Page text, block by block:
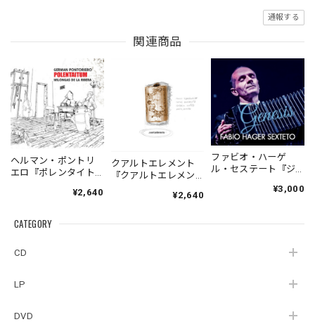
CATEGORY
CD
LP
DVD
通報する
関連商品
ヘルマン・ポントリ
エロ『ポレンタイト
Pontoriero『POLENT
la Ribera』
¥2,640
クアルトエレメント
『クアルトエレメン
Cuartoelemento『Cu
（007RECORDS-27）
¥2,640
ファビオ・ハーゲ
ル・セステート『ジ
¥3,000